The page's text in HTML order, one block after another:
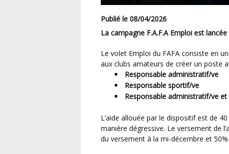
Publié le 08/04/2026
La campagne F.A.F.A Emploi est
Le volet Emploi du FAFA consiste en une aide financière accordée sur 5 saisons, et permet
aux clubs amateurs de créer un poste
Responsable administratif/ve
Responsable sportif/ve
Responsable administratif/ve
L’aide allouée par le dispositif est de 40 000 € pour un temps plein, répartie sur cinq ans, de
manière dégressive. Le versement de
du versement à la mi-décembre et